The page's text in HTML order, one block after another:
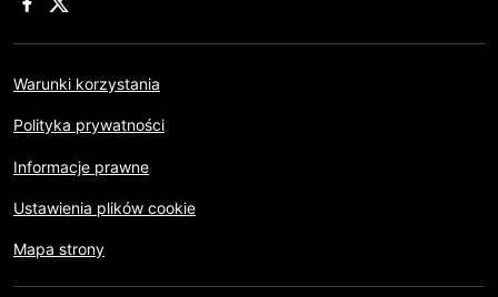
Warunki korzystania
Polityka prywatności
Informacje prawne
Ustawienia plików cookie
Mapa strony